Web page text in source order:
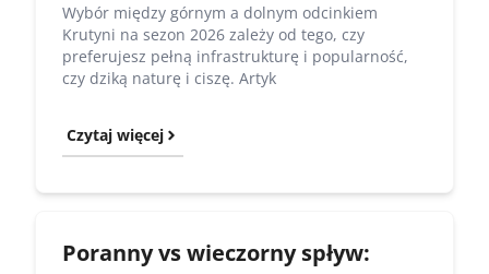
Wybór między górnym a dolnym odcinkiem
Krutyni na sezon 2026 zależy od tego, czy
preferujesz pełną infrastrukturę i popularność,
czy dziką naturę i ciszę. Artyk
Czytaj więcej
Poranny vs wieczorny spływ: